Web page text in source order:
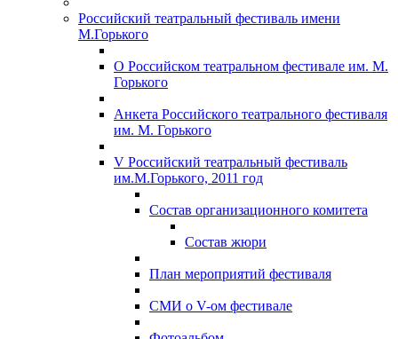
Российский театральный фестиваль имени
М.Горького
О Российском театральном фестивале им. М.
Горького
Анкета Российского театрального фестиваля
им. М. Горького
V Российский театральный фестиваль
им.М.Горького, 2011 год
Состав организационного комитета
Состав жюри
План мероприятий фестиваля
СМИ о V-ом фестивале